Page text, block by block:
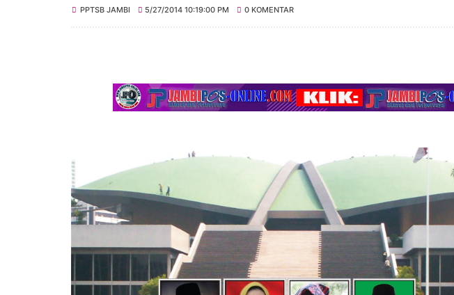
PPTSB JAMBI 5/27/2014 10:19:00 PM 0 KOMENTAR